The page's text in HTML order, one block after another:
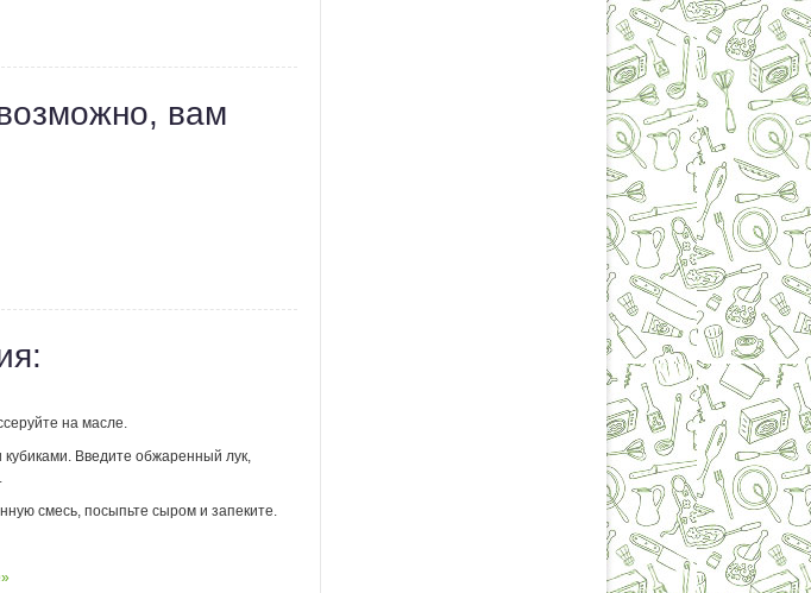
вам
на масле.
Введите обжаренный лук,
смесь, посыпьте сыром и запеките.